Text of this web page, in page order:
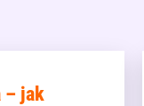
– jak